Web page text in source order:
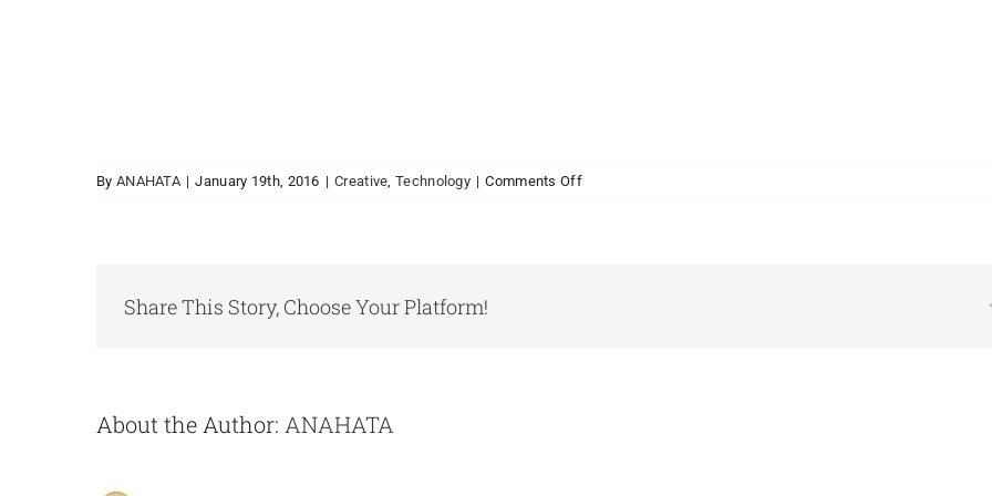
By ANAHATA | January 19th, 2016 | Creative ,Technology | Comments Offon
Share This Story, Choose Your Platform!
About the Author: ANAHATA